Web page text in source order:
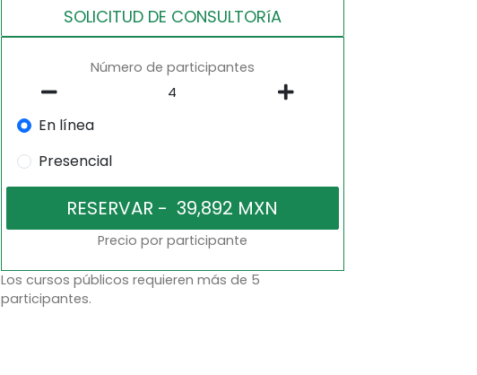
SOLICITUD DE CONSULTORíA
Número de participantes
En línea
Presencial
Precio por participante
Los cursos públicos requieren más de 5
participantes.